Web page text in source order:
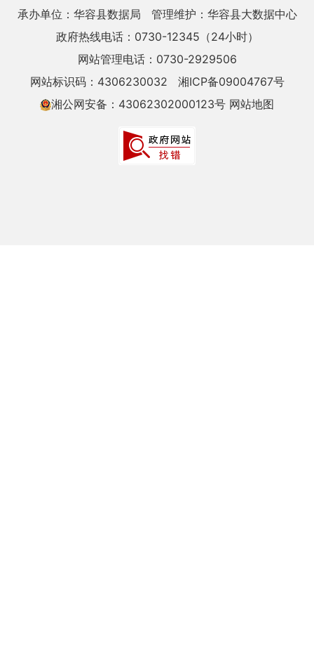
承办单位：华容县数据局
管理维护：华容县大数据中心
政府热线电话：0730-12345（24小时）
网站管理电话：0730-2929506
网站标识码：4306230032
湘ICP备09004767号
湘公网安备：43062302000123号 网站地图